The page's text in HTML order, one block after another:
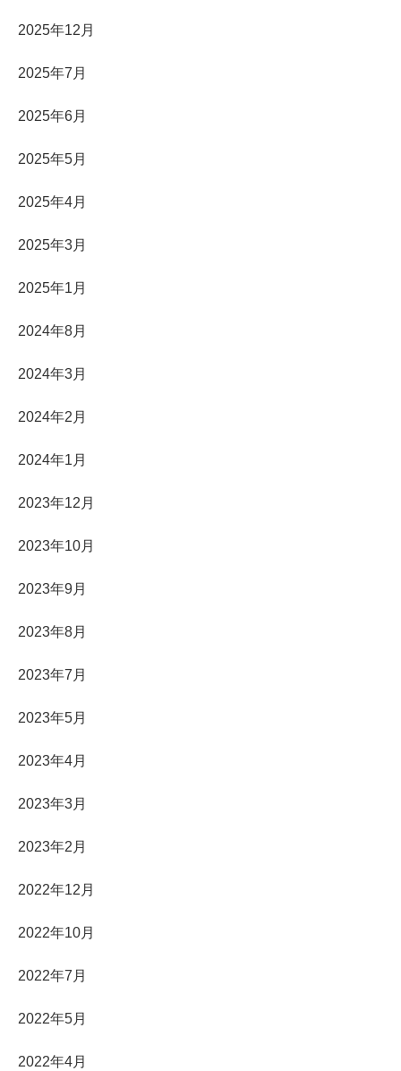
2025年12月
2025年7月
2025年6月
2025年5月
2025年4月
2025年3月
2025年1月
2024年8月
2024年3月
2024年2月
2024年1月
2023年12月
2023年10月
2023年9月
2023年8月
2023年7月
2023年5月
2023年4月
2023年3月
2023年2月
2022年12月
2022年10月
2022年7月
2022年5月
2022年4月